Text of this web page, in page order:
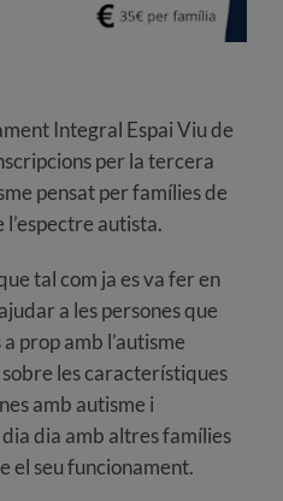
Integral Espai Viu de
per la tercera
pensat per famílies de
autista.
tal com ja es va fer en
a les persones que
prop amb l’autisme
les característiques
amb autisme i
dia amb altres famílies
el seu funcionament.